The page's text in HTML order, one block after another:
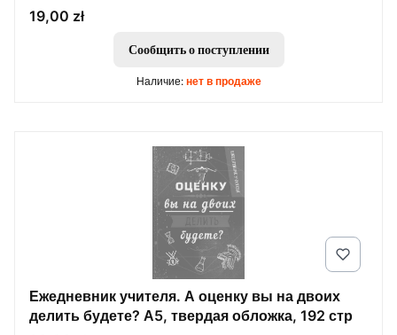
Цена
19,00 zł
Сообщить о поступлении
Наличие: нет в продаже
Ежедневник учителя. А оценку вы на двоих
делить будете? А5, твердая обложка, 192 стр